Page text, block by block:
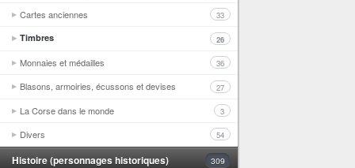
Cartes anciennes 33
Timbres 26
Monnaies et médailles 36
Blasons, armoiries, écussons et devises 27
La Corse dans le monde 3
Divers 54
Histoire (personnages historiques) 309